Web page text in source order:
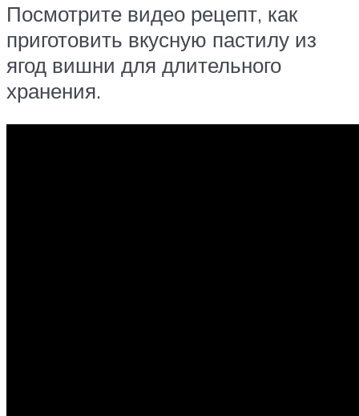
Посмотрите видео рецепт, как
приготовить вкусную пастилу из
ягод вишни для длительного
хранения.